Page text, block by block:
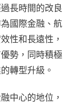
長時間的改良
國際金融、航
性和長遠性，
勢，同時積極
轉型升級。
中心的地位，